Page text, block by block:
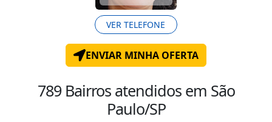
VER TELEFONE
ENVIAR MINHA OFERTA
789 Bairros atendidos em São
Paulo/SP